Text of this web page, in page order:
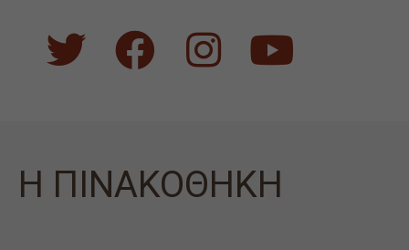
Η ΠΙΝΑΚΟΘΗΚΗ